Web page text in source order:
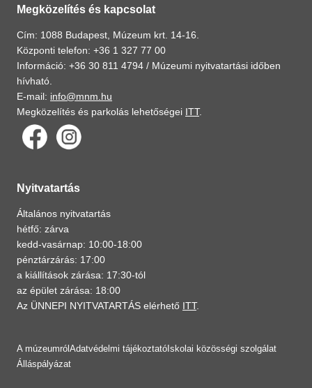
Megközelítés és kapcsolat
Cím: 1088 Budapest, Múzeum krt. 14-16.
Központi telefon: +36 1 327 77 00
Információ: +36 30 811 4794 / Múzeumi nyitvatartási időben
hívható.
E-mail: info@mnm.hu
Megközelítés és parkolás lehetőségei ITT.
Nyitvatartás
Általános nyitvatartás
hétfő: zárva
kedd-vasárnap: 10:00-18:00
pénztárzárás: 17:00
a kiállítások zárása: 17:30-tól
az épület zárása: 18:00
Az ÜNNEPI NYITVATARTÁS elérhető ITT.
A múzeumról Adatvédelmi tájékoztató Iskolai közösségi szolgálat
Álláspályázat